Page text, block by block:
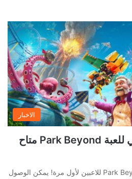
الاخبار
الاختبار التجريبي للعبة Park Beyond متاح
اليوم نفتح أبواب Park Beyond للاعبين لأول مرة! يمكن الوصول